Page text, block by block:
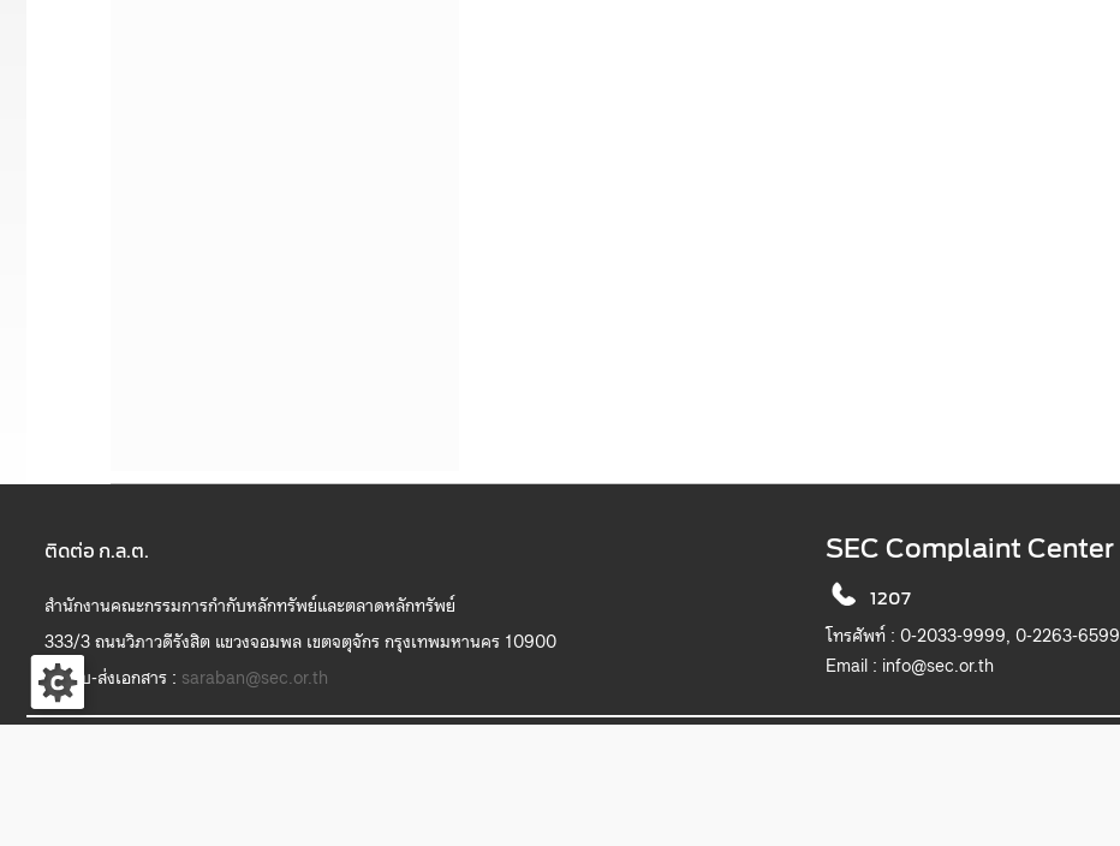
ติดต่อ ก.ล.ต.
สำนักงานคณะกรรมการกำกับหลักทรัพย์และตลาดหลักทรัพย์
333/3 ถนนวิภาวดีรังสิต แขวงจอมพล เขตจตุจักร กรุงเทพมหานคร 10900
งานรับ-ส่งเอกสาร : saraban@sec.or.th
SEC Complaint Center
1207
โทรศัพท์ : 0-2033-9999, 0-2263-6599
Email : info@sec.or.th